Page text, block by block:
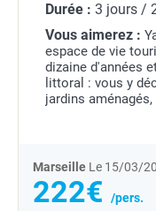
Durée : 3 jours /
Vous aimerez :
espace de vie
dizaine d'années
littoral : vous y
jardins
Marseille Le 15/03/
222€ /pers.